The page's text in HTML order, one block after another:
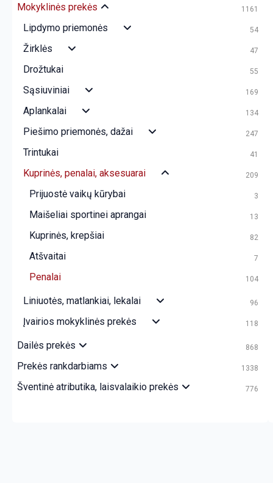
Mokyklinės prekės 1161
Lipdymo priemonės 54
Žirklės 47
Drožtukai 55
Sąsiuviniai 169
Aplankalai 134
Piešimo priemonės, dažai 247
Trintukai 41
Kuprinės, penalai, aksesuarai 209
Prijuostė vaikų kūrybai 3
Maišeliai sportinei aprangai 13
Kuprinės, krepšiai 82
Atšvaitai 7
Penalai 104
Liniuotės, matlankiai, lekalai 96
Įvairios mokyklinės prekės 118
Dailės prekės 868
Prekės rankdarbiams 1338
Šventinė atributika, laisvalaikio prekės 776